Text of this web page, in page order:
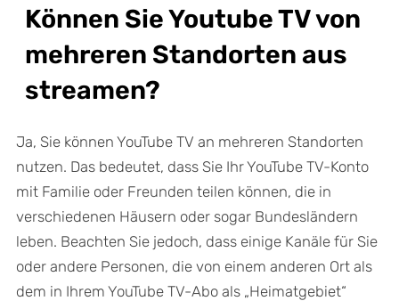
Können Sie Youtube TV von
mehreren Standorten aus
streamen?
Ja, Sie können YouTube TV an mehreren Standorten
nutzen. Das bedeutet, dass Sie Ihr YouTube TV-Konto
mit Familie oder Freunden teilen können, die in
verschiedenen Häusern oder sogar Bundesländern
leben. Beachten Sie jedoch, dass einige Kanäle für Sie
oder andere Personen, die von einem anderen Ort als
dem in Ihrem YouTube TV-Abo als „Heimatgebiet“